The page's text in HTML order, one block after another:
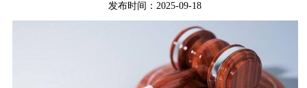
发布时间：2025-09-18